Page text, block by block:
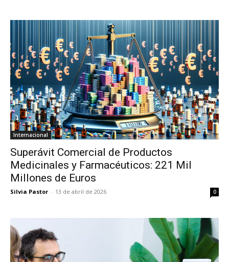
Internacional
Superávit Comercial de Productos
Medicinales y Farmacéuticos: 221 Mil
Millones de Euros
Silvia Pastor - 13 de abril de 2026 0